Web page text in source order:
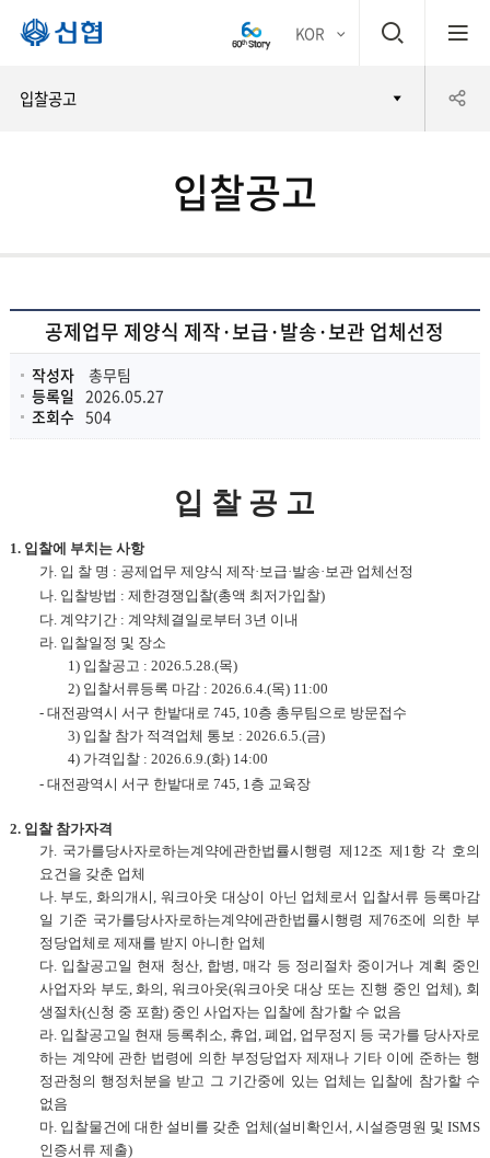
평생
어부
KOR
검
입찰공고
입찰공고
공제업무 제양식 제작·보급·발송·보관 업체선정
작성자
총무팀
등록일 2026.05.27
조회수 504
입 찰 공 고
1. 입찰에 부치는 사항
가. 입 찰 명 : 공제업무 제양식 제작·보급·발송·보관 업체선정
나. 입찰방법 : 제한경쟁입찰(총액 최저가입찰)
다. 계약기간 : 계약체결일로부터 3년 이내
라. 입찰일정 및 장소
1) 입찰공고 : 2026.5.28.(목)
2) 입찰서류등록 마감 : 2026.6.4.(목) 11:00
- 대전광역시 서구 한밭대로 745, 10층 총무팀으로 방문접수
3) 입찰 참가 적격업체 통보 : 2026.6.5.(금)
4) 가격입찰 : 2026.6.9.(화) 14:00
- 대전광역시 서구 한밭대로 745, 1 층 교육장
2. 입찰 참가자격
가. 국가를당사자로하는계약에관한법률시행령 제 12조 제 1 항 각 호의
요건을 갖춘 업체
나. 부도 화의개시 ,워크아웃 대상이 아닌 업체로서 입찰서류 등록마감
일 기준 국가를당사자로하는계약에관한법률시행령 제76조에 의한 부
정당업체로 제재를 받지 아니한 업체
다. 입찰공고일 현재 청산, 합병 ,매각 등 정리절차 중이거나 계획 중인
사업자와 부도 화의 ,워크아웃(워크아웃 대상 또는 진행 중인 업체), 회
생절차(신청 중 포함) 중인 사업자는 입찰에 참가할 수 없음
라. 입찰공고일 현재 등록취소 휴업 폐업 업무정지 등 국가를 당사자로
하는 계약에 관한 법령에 의한 부정당업자 제재나 기타 이에 준하는 행
정관청의 행정처분을 받고 그 기간중에 있는 업체는 입찰에 참가할 수
없음
마. 입찰물건에 대한 설비를 갖춘 업체(설비확인서 시설증명원 및ISMS
인증서류 제출)